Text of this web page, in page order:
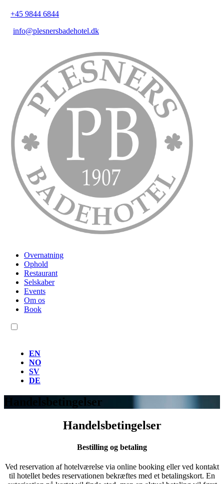
+45 9844 6844
info@plesnersbadehotel.dk
Overnatning
Ophold
Restaurant
Selskaber
Events
Om os
Book
EN
NO
SV
DE
Handelsbetingelser
Handelsbetingelser
Bestilling og betaling
Ved reservation af hotelværelse via online booking eller ved kontakt
til hotellet bedes reservationen bekræftes med et betalingskort. En